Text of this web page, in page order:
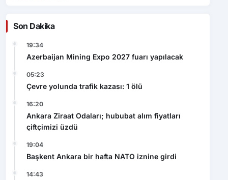
Son Dakika
19:34
Azerbaijan Mining Expo 2027 fuarı yapılacak
05:23
Çevre yolunda trafik kazası: 1 ölü
16:20
Ankara Ziraat Odaları; hububat alım fiyatları
çiftçimizi üzdü
19:04
Başkent Ankara bir hafta NATO iznine girdi
14:43